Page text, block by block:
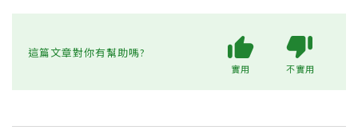
這篇文章對你有幫助嗎?
實用 不實用